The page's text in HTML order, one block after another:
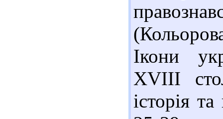
Ікони
ХVIII
історія